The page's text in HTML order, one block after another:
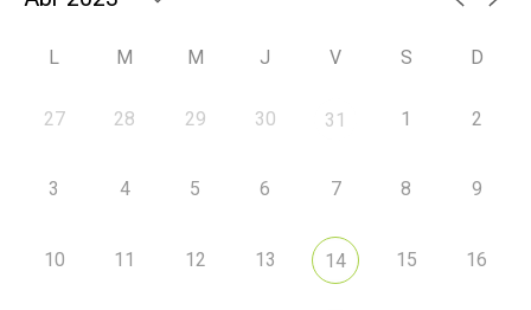
L M M J V S D
27 28 29 30 31 1 2
3 4 5 6 7 8 9
10 11 12 13 14 15 16